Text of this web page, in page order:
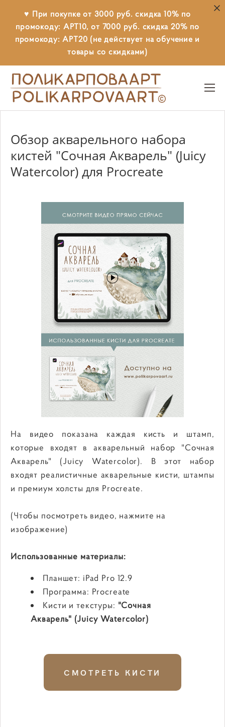
♥ При покупке от 3000 руб. скидка 10% по
промокоду: АРТ10, от 7000 руб. скидка 20% по
промокоду: АРТ20 (не действует на обучение и
товары со скидками)
Обзор акварельного набора
кистей "Сочная Акварель" (Juicy
Watercolor) для Procreate
На видео показана каждая кисть и штамп,
которые входят в акварельный набор "Сочная
Акварель" (Juicy Watercolor). В этот набор
входят реалистичные акварельные кисти, штампы
и премиум холсты для Procreate.
(Чтобы посмотреть видео, нажмите на
изображение)
Использованные материалы:
Планшет: iPad Pro 12.9
Программа: Procreate
Кисти и текстуры: "Сочная
Акварель" (Juicy Watercolor)
СМОТРЕТЬ КИСТИ